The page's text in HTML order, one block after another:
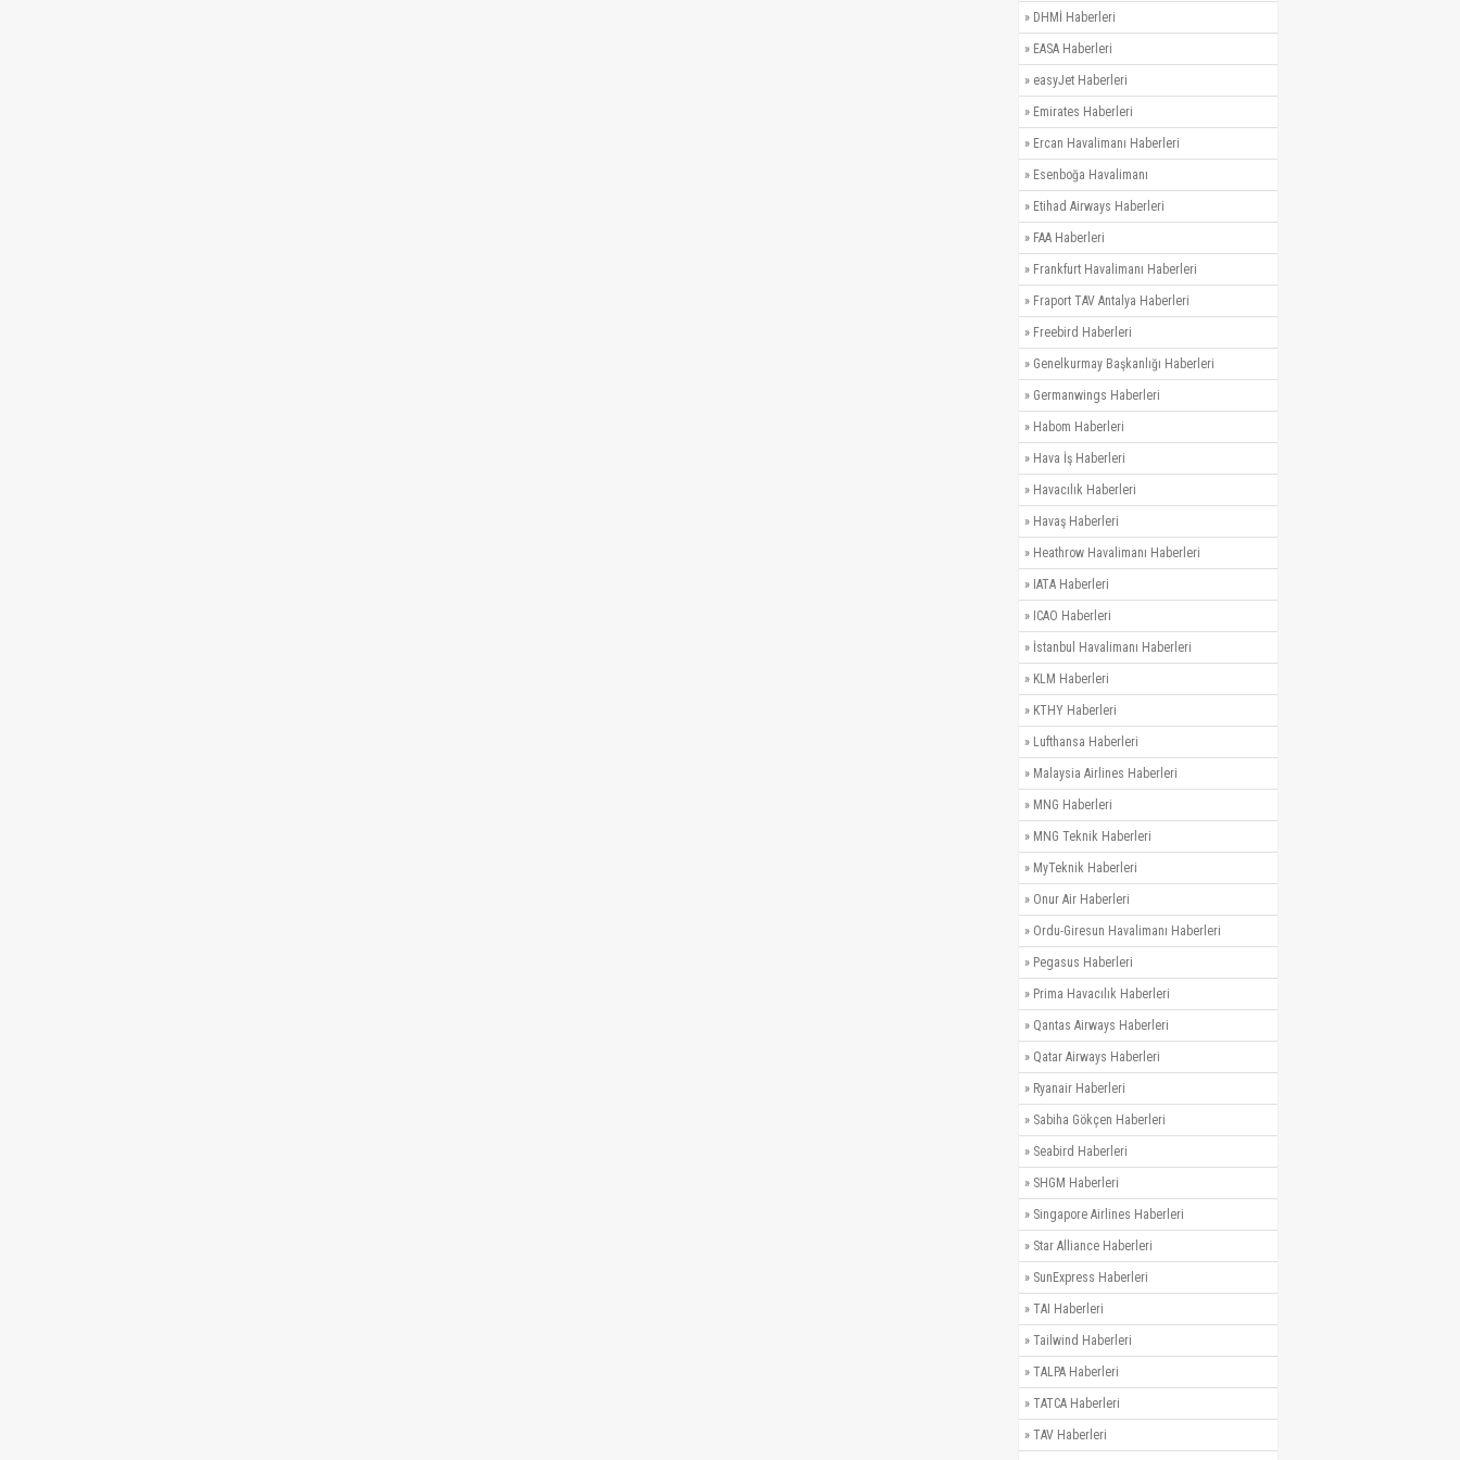
» DHMİ Haberleri
» EASA Haberleri
» easyJet Haberleri
» Emirates Haberleri
» Ercan Havalimanı Haberleri
» Esenboğa Havalimanı
» Etihad Airways Haberleri
» FAA Haberleri
» Frankfurt Havalimanı Haberleri
» Fraport TAV Antalya Haberleri
» Freebird Haberleri
» Genelkurmay Başkanlığı Haberleri
» Germanwings Haberleri
» Habom Haberleri
» Hava İş Haberleri
» Havacılık Haberleri
» Havaş Haberleri
» Heathrow Havalimanı Haberleri
» IATA Haberleri
» ICAO Haberleri
» İstanbul Havalimanı Haberleri
» KLM Haberleri
» KTHY Haberleri
» Lufthansa Haberleri
» Malaysia Airlines Haberleri
» MNG Haberleri
» MNG Teknik Haberleri
» MyTeknik Haberleri
» Onur Air Haberleri
» Ordu-Giresun Havalimanı Haberleri
» Pegasus Haberleri
» Prima Havacılık Haberleri
» Qantas Airways Haberleri
» Qatar Airways Haberleri
» Ryanair Haberleri
» Sabiha Gökçen Haberleri
» Seabird Haberleri
» SHGM Haberleri
» Singapore Airlines Haberleri
» Star Alliance Haberleri
» SunExpress Haberleri
» TAI Haberleri
» Tailwind Haberleri
» TALPA Haberleri
» TATCA Haberleri
» TAV Haberleri